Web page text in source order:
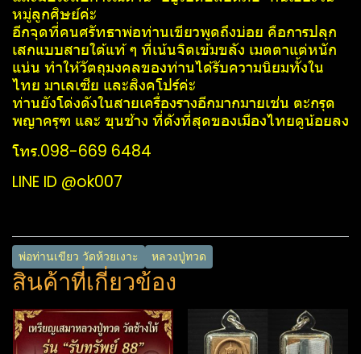
หมู่ลูกศิษย์ค่ะ
อีกจุดที่คนศรัทธาพ่อท่านเขียวพูดถึงบ่อย คือการปลุก
เสกแบบสายใต้แท้ ๆ ที่เน้นจิตเข้มขลัง เมตตาแต่หนัก
แน่น ทำให้วัตถุมงคลของท่านได้รับความนิยมทั้งใน
ไทย มาเลเซีย และสิงคโปร์ค่ะ
ท่านยังโด่งดังในสายเครื่องรางอีกมากมายเช่น ตะกรุด
พญาครุฑ​ และ ขุนช้าง ที่ดังที่สุดของเมืองไทยดูน้อยลง
โทร.098-669 6484
LINE ID @ok007
พ่อท่านเขียว วัดห้วยเงาะ หลวงปู่ทวด
สินค้าที่เกี่ยวข้อง